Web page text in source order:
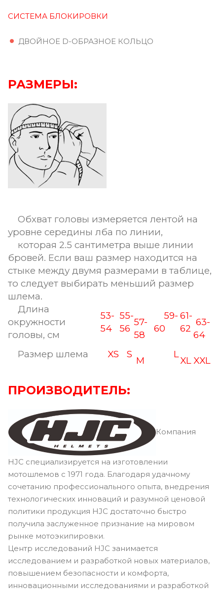
СИСТЕМА БЛОКИРОВКИ
ДВОЙНОЕ D-ОБРАЗНОЕ КОЛЬЦО
РАЗМЕРЫ:
Обхват головы измеряется лентой на
уровне середины лба по линии,
которая 2.5 сантиметра выше линии
бровей. Если ваш размер находится на
стыке между двумя размерами в таблице,
то следует выбирать меньший размер
шлема.
Длина
окружности
головы, см
53-
54
55-
56
57-
58
59-
60
61-
62
63-
64
Размер шлема
XS S
M
L
XL XXL
ПРОИЗВОДИТЕЛЬ:
Компания
HJC специализируется на изготовлении
мотошлемов с 1971 года. Благодаря удачному
сочетанию профессионального опыта, внедрения
технологических инноваций и разумной ценовой
политики продукция HJC достаточно быстро
получила заслуженное признание на мировом
рынке мотоэкипировки.
Центр исследований HJC занимается
исследованием и разработкой новых материалов,
повышением безопасности и комфорта,
инновационными исследованиями и разработкой